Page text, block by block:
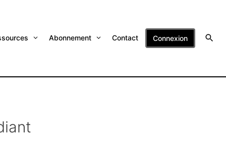
Abonnement Contact Connexion